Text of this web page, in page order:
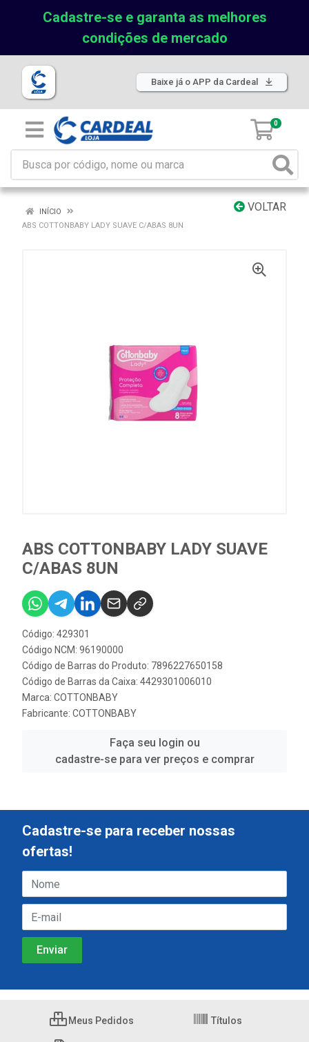
Cadastre-se e garanta as melhores
condições de mercado
Baixe já o APP da Cardeal
0
VOLTAR
INÍCIO
ABS COTTONBABY LADY SUAVE C/ABAS 8UN
ABS COTTONBABY LADY SUAVE
C/ABAS 8UN
Código: 429301
Código NCM: 96190000
Código de Barras do Produto: 7896227650158
Código de Barras da Caixa: 4429301006010
Marca: COTTONBABY
Fabricante: COTTONBABY
Faça seu login ou
cadastre-se para ver preços e comprar
Cadastre-se para receber nossas
ofertas!
Meus Pedidos Títulos